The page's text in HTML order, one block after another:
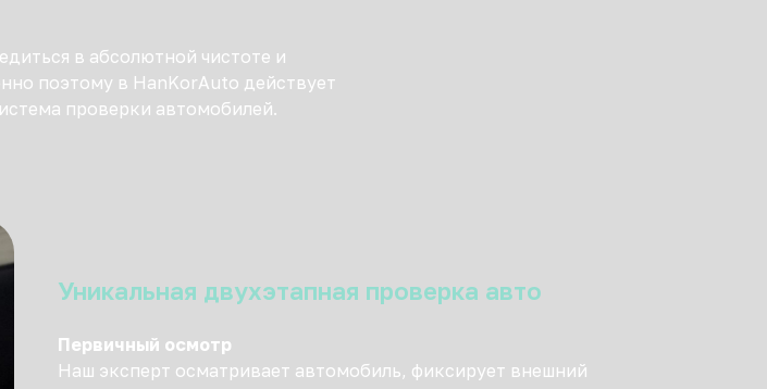
в абсолютной чистоте и
поэтому в HanKorAuto действует
проверки автомобилей.
Уникальная двухэтапная проверка авто
Первичный осмотр
Наш эксперт осматривает автомобиль, фиксирует внешний